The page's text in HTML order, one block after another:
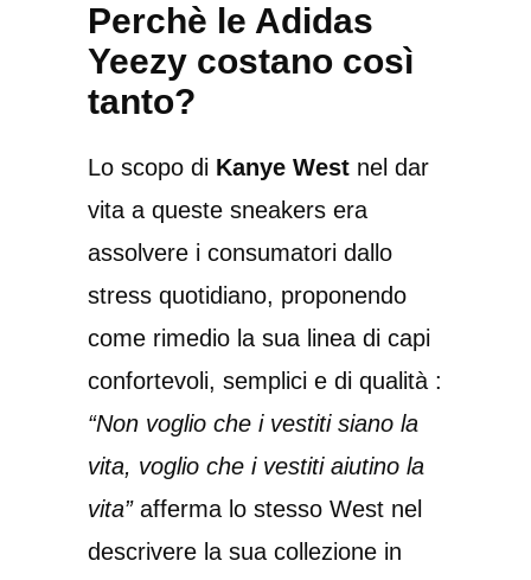
Perchè le Adidas
Yeezy costano così
tanto?
Lo scopo di Kanye West nel dar
vita a queste sneakers era
assolvere i consumatori dallo
stress quotidiano, proponendo
come rimedio la sua linea di capi
confortevoli, semplici e di qualità :
“Non voglio che i vestiti siano la
vita, voglio che i vestiti aiutino la
vita”afferma lo stesso West nel
descrivere la sua collezione in